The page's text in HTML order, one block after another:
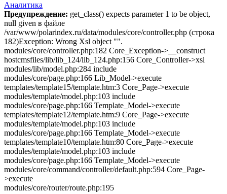
Аналитика
Предупреждение: get_class() expects parameter 1 to be object,
null given в файле
/var/www/polarindex.ru/data/modules/core/controller.php (строка
182)Exception: Wrong Xsl object "".
modules/core/controller.php:182 Core_Exception->__construct
hostcmsfiles/lib/lib_124/lib_124.php:156 Core_Controller->xsl
modules/lib/model.php:284 include
modules/core/page.php:166 Lib_Model->execute
templates/template15/template.htm:3 Core_Page->execute
modules/template/model.php:103 include
modules/core/page.php:166 Template_Model->execute
templates/template12/template.htm:9 Core_Page->execute
modules/template/model.php:103 include
modules/core/page.php:166 Template_Model->execute
templates/template10/template.htm:80 Core_Page->execute
modules/template/model.php:103 include
modules/core/page.php:166 Template_Model->execute
modules/core/command/controller/default.php:594 Core_Page-
>execute
modules/core/router/route.php:195